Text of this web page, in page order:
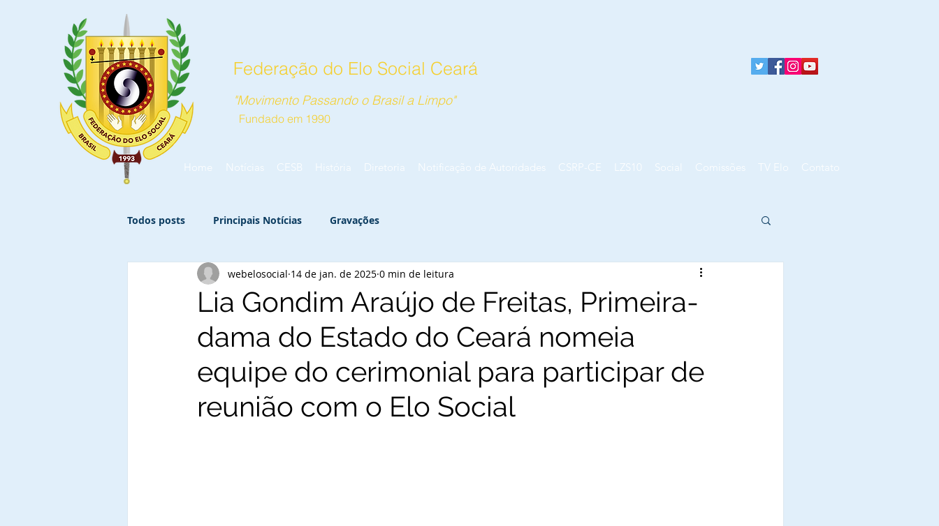
Federação do Elo Social Ceará
"Movimento Passando o Brasil a Limpo"
Fundado em 1990
Home Notícias CESB História Diretoria Notificação de Autoridades CSRP-CE LZS10 Social Comissões TV Elo Contato
Todos posts Principais Notícias Gravações
Lia Gondim Araújo de Freitas, Primeira-
dama do Estado do Ceará nomeia
equipe do cerimonial para participar de
reunião com o Elo Social
webelosocial 14 de jan. de 2025 0 min de leitura